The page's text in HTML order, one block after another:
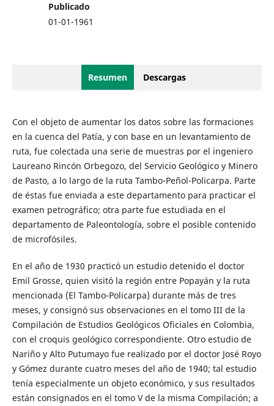
Publicado
01-01-1961
Resumen Descargas
Con el objeto de aumentar los datos sobre las formaciones
en la cuenca del Patía, y con base en un levantamiento de
ruta, fue colectada una serie de muestras por el ingeniero
Laureano Rincón Orbegozo, del Servicio Geológico y Minero
de Pasto, a lo largo de la ruta Tambo-Peñol-Policarpa. Parte
de éstas fue enviada a este departamento para practicar el
examen petrográfico; otra parte fue estudiada en el
departamento de Paleontología, sobre el posible contenido
de microfósiles.
En el año de 1930 practicó un estudio detenido el doctor
Emil Grosse, quien visitó la región entre Popayán y la ruta
mencionada (El Tambo-Policarpa) durante más de tres
meses, y consignó sus observaciones en el tomo III de la
Compilación de Estudios Geológicos Oficiales en Colombia,
con el croquis geológico correspondiente. Otro estudio de
Nariño y Alto Putumayo fue realizado por el doctor José Royo
y Gómez durante cuatro meses del año de 1940; tal estudio
tenía especialmente un objeto económico, y sus resultados
están consignados en el tomo V de la misma Compilación; a